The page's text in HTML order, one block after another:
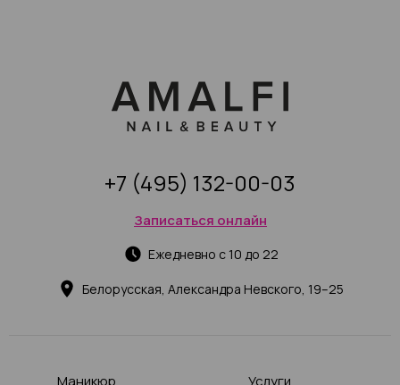
Белорусская, Александра Невского, 19–25
Ежедневно с 10 до 22
Записаться онлайн
+7 (495) 132-00-03
Маникюр
Услуги